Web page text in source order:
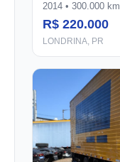
2014 • 300.000 km
R$ 220.000
LONDRINA, PR